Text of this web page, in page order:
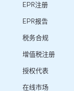
EPR注册
EPR报告
税务合规
增值税注册
授权代表
在线市场